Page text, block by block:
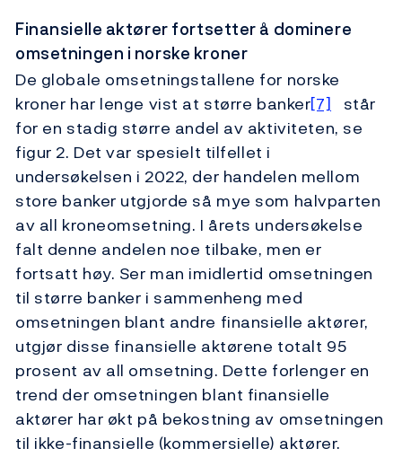
Finansielle aktører fortsetter å dominere
omsetningen i norske kroner
De globale omsetningstallene for norske
kroner har lenge vist at større banker[7] står
for en stadig større andel av aktiviteten, se
figur 2. Det var spesielt tilfellet i
undersøkelsen i 2022, der handelen mellom
store banker utgjorde så mye som halvparten
av all kroneomsetning. I årets undersøkelse
falt denne andelen noe tilbake, men er
fortsatt høy. Ser man imidlertid omsetningen
til større banker i sammenheng med
omsetningen blant andre finansielle aktører,
utgjør disse finansielle aktørene totalt 95
prosent av all omsetning. Dette forlenger en
trend der omsetningen blant finansielle
aktører har økt på bekostning av omsetningen
til ikke-finansielle (kommersielle) aktører.